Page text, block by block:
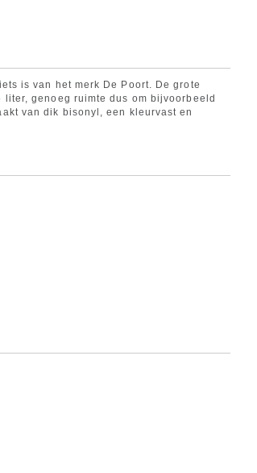
is van het merk De Poort. De grote
genoeg ruimte dus om bijvoorbeeld
van dik bisonyl, een kleurvast en